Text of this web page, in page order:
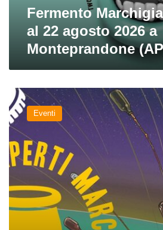
Monteprandone
Fermento
al 22 agosto 2026 a
Monteprandone
Dal
6
all’8
dicembre
birrifici
marchegiani
in
con
BAM
Eventi